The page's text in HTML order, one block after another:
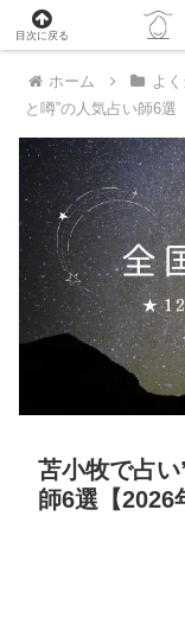
PR
ホーム よ
と噂”の人気占い師6選
苫小牧で占
師6選【2026
目次に戻る